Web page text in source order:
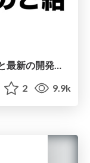
2 9.9k